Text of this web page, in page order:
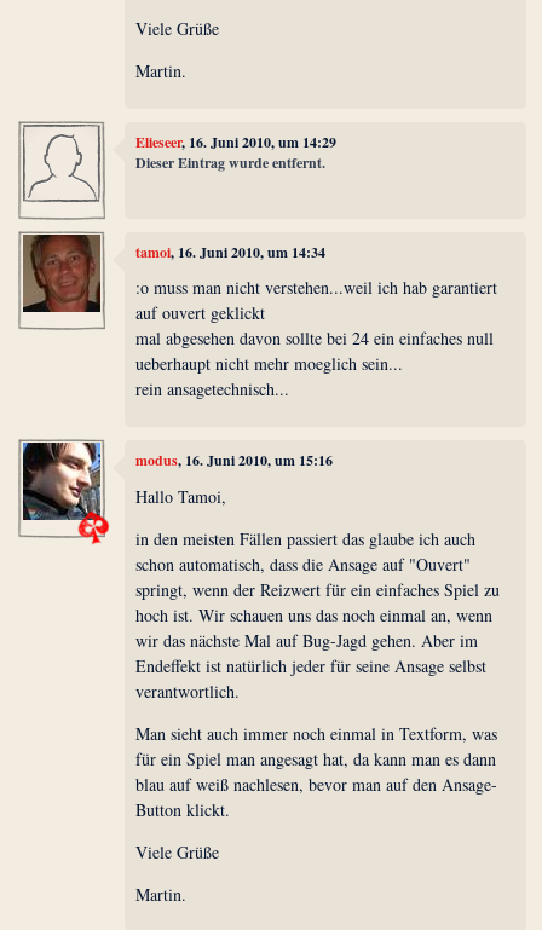
Viele Grüße
Martin.
Elieseer, 16. Juni 2010, um 14:29
Dieser Eintrag wurde entfernt.
tamoi, 16. Juni 2010, um 14:34
:o muss man nicht verstehen...weil ich hab garantiert
auf ouvert geklickt
mal abgesehen davon sollte bei 24 ein einfaches null
ueberhaupt nicht mehr moeglich sein...
rein ansagetechnisch...
modus, 16. Juni 2010, um 15:16
Hallo Tamoi,
in den meisten Fällen passiert das glaube ich auch
schon automatisch, dass die Ansage auf "Ouvert"
springt, wenn der Reizwert für ein einfaches Spiel zu
hoch ist. Wir schauen uns das noch einmal an, wenn
wir das nächste Mal auf Bug-Jagd gehen. Aber im
Endeffekt ist natürlich jeder für seine Ansage selbst
verantwortlich.
Man sieht auch immer noch einmal in Textform, was
für ein Spiel man angesagt hat, da kann man es dann
blau auf weiß nachlesen, bevor man auf den Ansage-
Button klickt.
Viele Grüße
Martin.